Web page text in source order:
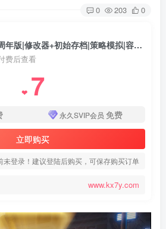
0 203 0
凤凰点:周年版 v1.20周年版|修改器+初始存档|策略模拟|容量35GB|免安装绿色中文版
费后查看
❤ 7
永久SVIP会员 免费
立即购买
未登录！建议登陆后购买，可保存购买订单
www.kx7y.com